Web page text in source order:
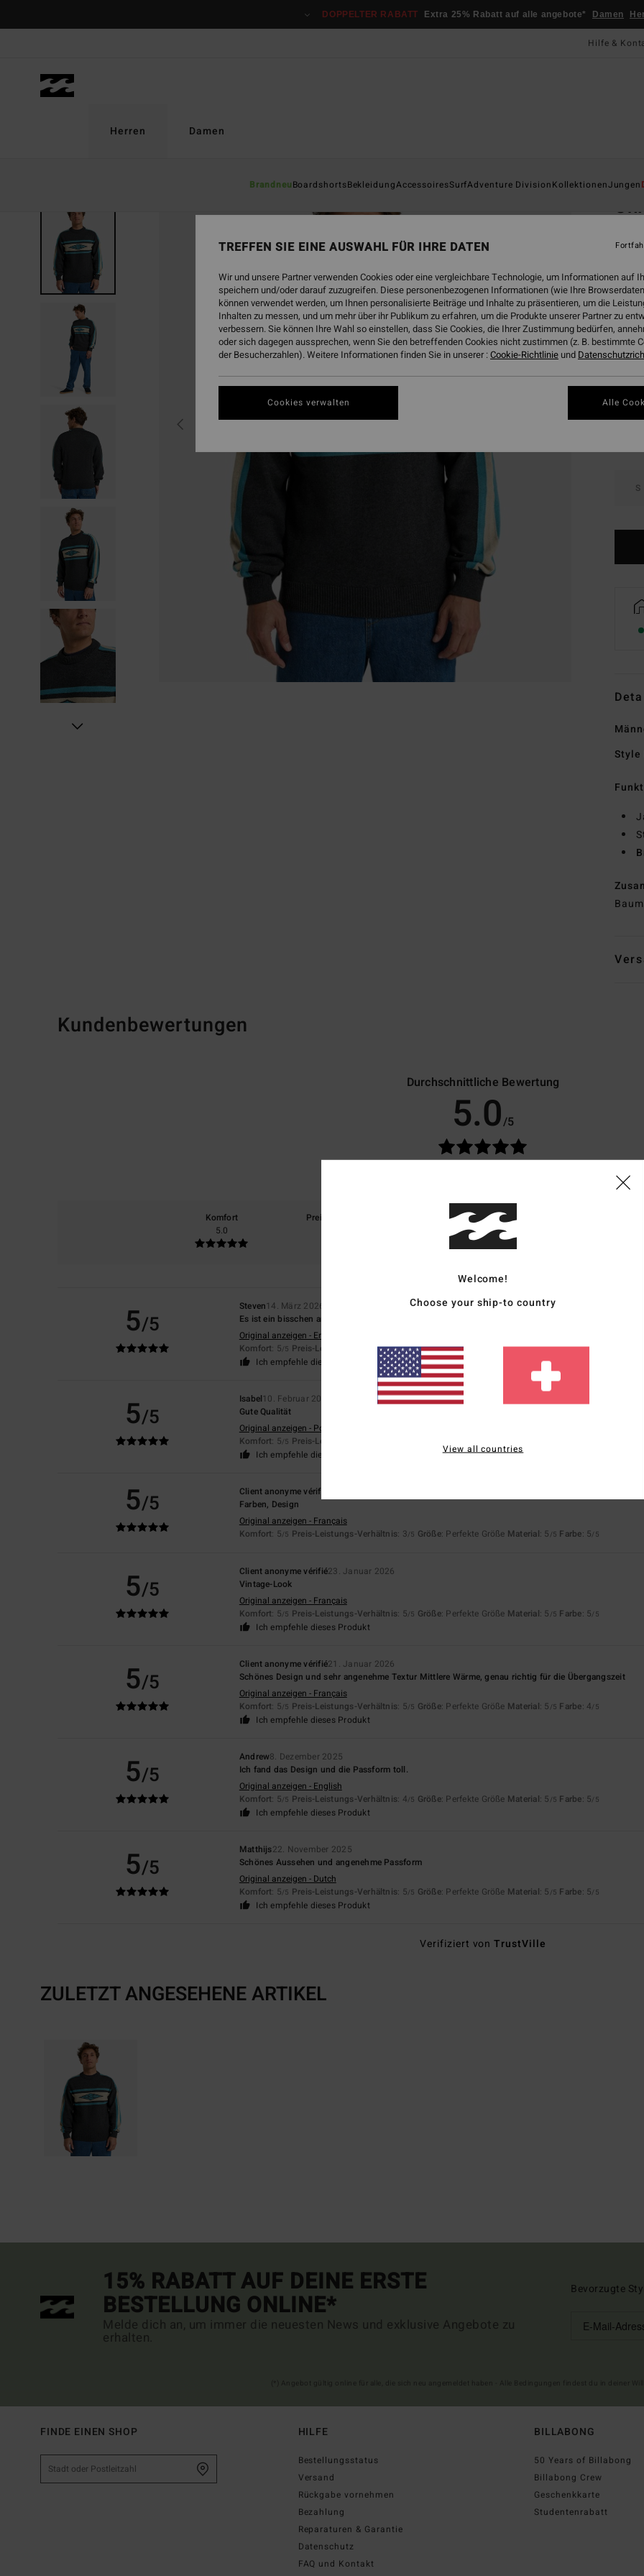
DOPPELTER RABATT Extra 25% Rabatt auf alle angebote* Damen
Hilfe &
Herren
BrandneuBoardshortsBekleidungAccessoiresSurfAdventure DivisionKollektionenJungen
Damen
CHF
SALE
S
Style
Kundenbewertungen
Durchschnittliche Bewertung
5.0/5
Komfort
5.0
Preis-Leistungs-Verhältnis
Größe
Zu klein
5/5
Steven14. März 2026
Es ist ein bisschen anders und gut gemacht
Original anzeigen - English
Komfort: 5/5 Preis-Leistungs-Verhältnis: 5/5 Größe: Perfekte GrößeMaterial: 5/5 Farbe: 5
Ich empfehle dieses Produkt
5/5
Isabel10. Februar 2026
Gute Qualität
Original anzeigen - Português
Komfort: 5/5 Preis-Leistungs-Verhältnis
Ich empfehle dieses Produkt
5/5 Client anonyme vérifié
Farben, Design
Original anzeigen - Français
Komfort: 5/5 Preis-Leistungs-Verhältnis: 3/5 Größe: Perfekte Größe Material: 5 /5 Farbe: 5/5
5/5
Client anonyme vérifié23. Januar 2026
Vintage-Look
Original anzeigen - Français
Komfort: 5/5 Preis-Leistungs-Verhältnis: 5/5 Größe: Perfekte Größe Material: 5 /5 Farbe: 5/5
Ich empfehle dieses Produkt
5/5
Client anonyme vérifié21. Januar 2026
Schönes Design und sehr angenehme Textur Mittlere Wärme, genau richtig für die Übergangszeit
Original anzeigen - Français
Komfort: 5/5 Preis-Leistungs-Verhältnis: 5/5 Größe: Perfekte Größe Material: 5 /5 Farbe: 4/5
Ich empfehle dieses Produkt
5/5
Andrew8. Dezember 2025
Ich fand das Design und die Passform toll.
Original anzeigen - English
Komfort: 5/5 Preis-Leistungs-Verhältnis: 4/5 Größe: Perfekte Größe Material: 5 /5 Farbe: 5/5
Ich empfehle dieses Produkt
5/5
Matthijs22. November 2025
Schönes Aussehen und angenehme Passform
Original anzeigen - Dutch
Komfort: 5/5 Preis-Leistungs-Verhältnis: 5/5 Größe: Perfekte Größe Material: 5 /5 Farbe: 5/5
Ich empfehle dieses Produkt
Verifiziert vonTrustVille
ZULETZT ANGESEHENE ARTIKEL
15% RABATT AUF DEINE ERSTE
BESTELLUNG ONLINE*
Melde dich an, um immer die neuesten News und exklusive Angebote zu
erhalten.
Bevorzugte
FINDE EINEN SHOP HILFE
Bestellungsstatus
Versand
Rückgabe vornehmen
Bezahlung
Reparaturen & Garantie
Datenschutz
FAQ und Kontakt
BILLABONG
50 Years of Billabong
Billabong Crew
Geschenkkarte
Studentenrabatt
Welcome!
Choose your ship-to country
View all countries
TREFFEN SIE EINE AUSWAHL FÜR IHRE DATEN
Wir und unsere Partner verwenden Cookies oder eine vergleichbare Technologie, um Informationen auf
speichern und/oder darauf zuzugreifen. Diese personenbezogenen Informationen (wie Ihre
können verwendet werden, um Ihnen personalisierte Beiträge und Inhalte zu präsentieren, um die
Inhalten zu messen, und um mehr über ihr Publikum zu erfahren, um die Produkte unserer Partner zu
verbessern. Sie können Ihre Wahl so einstellen, dass Sie Cookies, die Ihrer Zustimmung bedürfen,
oder sich dagegen aussprechen, wenn Sie den betreffenden Cookies nicht zustimmen (z. B. bestimmte
der Besucherzahlen). Weitere Informationen finden Sie in unserer :Cookie-Richtlinie und
Cookies verwalten Alle